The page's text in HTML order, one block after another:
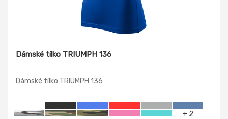
Dámské tílko TRIUMPH 136
Dámské tílko TRIUMPH 136
+ 2